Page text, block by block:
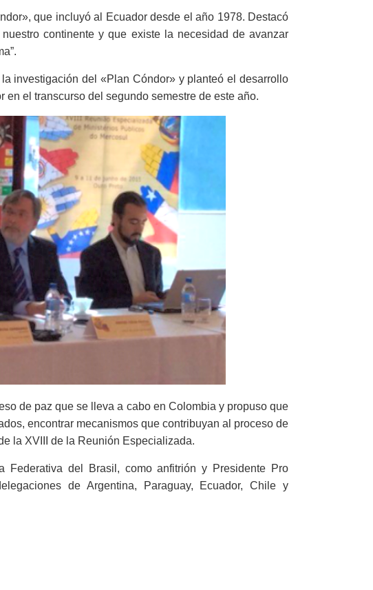
que incluyó al Ecuador desde el año 1978. Destacó
continente y que existe la necesidad de avanzar
investigación del «Plan Cóndor» y planteó el desarrollo
el transcurso del segundo semestre de este año.
de paz que se lleva a cabo en Colombia y propuso que
encontrar mecanismos que contribuyan al proceso de
la XVIII de la Reunión Especializada.
Federativa del Brasil, como anfitrión y Presidente Pro
de Argentina, Paraguay, Ecuador, Chile y